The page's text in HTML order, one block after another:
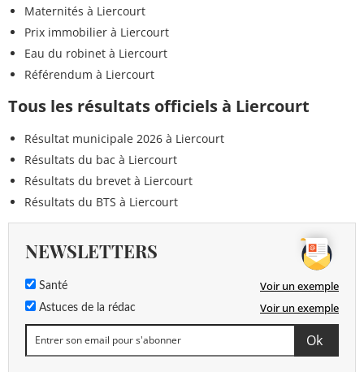
Maternités à Liercourt
Prix immobilier à Liercourt
Eau du robinet à Liercourt
Référendum à Liercourt
Tous les résultats officiels à Liercourt
Résultat municipale 2026 à Liercourt
Résultats du bac à Liercourt
Résultats du brevet à Liercourt
Résultats du BTS à Liercourt
NEWSLETTERS
Santé Voir un exemple
Astuces de la rédac Voir un exemple